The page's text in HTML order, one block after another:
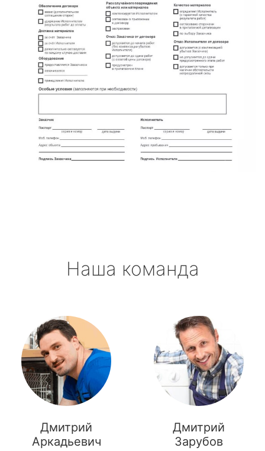
Наша команда
Дмитрий
Аркадьевич
Дмитрий
Зарубов